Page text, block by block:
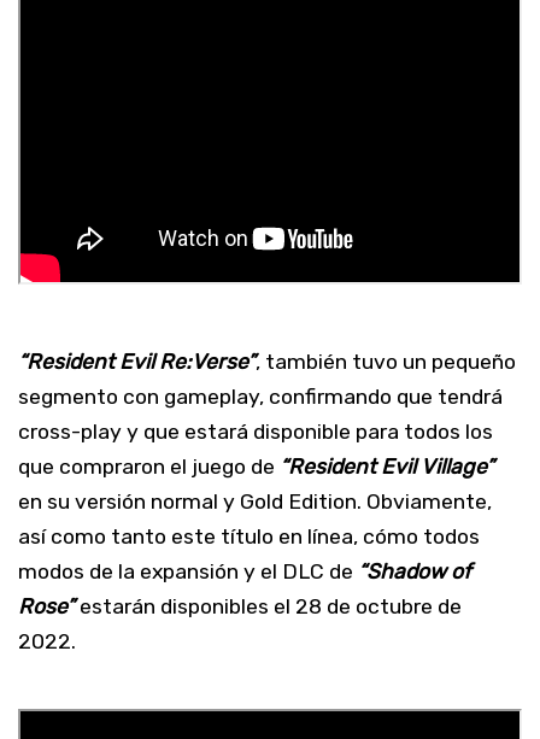
“Resident Evil Re:Verse”, también tuvo un pequeño
segmento con gameplay, confirmando que tendrá
cross-play y que estará disponible para todos los
que compraron el juego de “Resident Evil Village”
en su versión normal y Gold Edition. Obviamente,
así como tanto este título en línea, cómo todos
modos de la expansión y el DLC de “Shadow of
Rose”estarán disponibles el 28 de octubre de
2022.